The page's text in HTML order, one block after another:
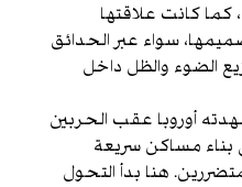
كما كانت علاقتها
سواء عبر الحدائق
الضوء والظل داخل
أوروبا عقب الحربين
بناء مساكن سريعة
هنا بدأ التحول